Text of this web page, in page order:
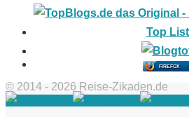
FIREFOX
© 2014 - 2026 Reise-Zikaden.de